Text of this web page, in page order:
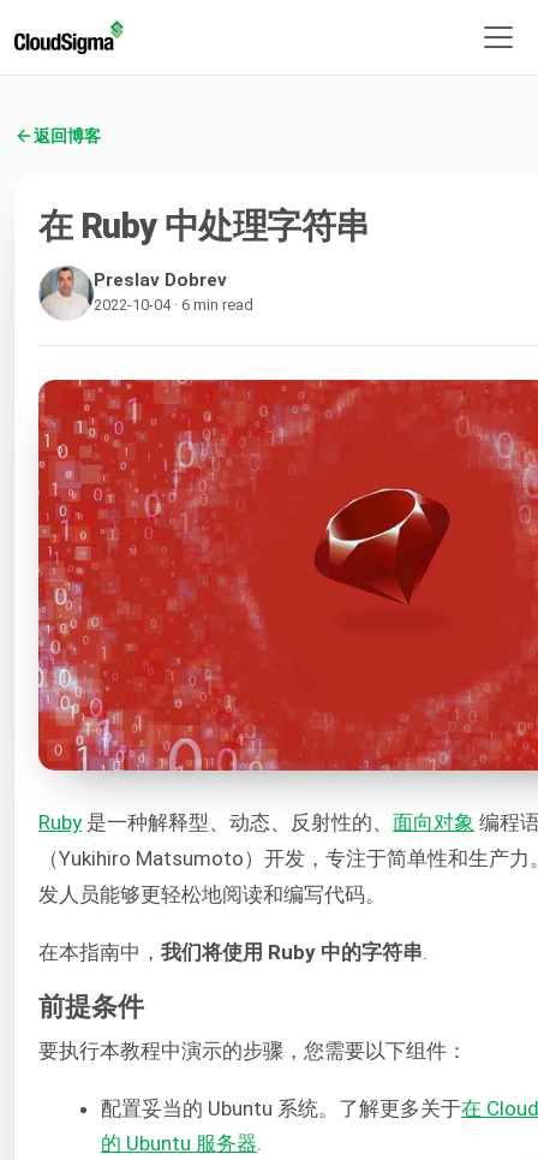
返回博客
在 Ruby 中处理字符串
Preslav Dobrev
2022-10-04 · 6 min read
Ruby 是一种解释型、动态、反射性的、 面向对象 编程
（Yukihiro Matsumoto）开发，专注于简单性和生产
发人员能够更轻松地阅读和编写代码。
在本指南中， 我们将使用 Ruby 中的字符串
前提条件
要执行本教程中演示的步骤，您需要以下组件：
配置妥当的 Ubuntu 系统。了解更多关于在
的 Ubuntu 服务器